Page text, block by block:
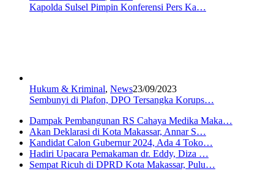
Kapolda Sulsel Pimpin Konferensi Pers Ka…
Hukum & Kriminal, News23/09/2023
Sembunyi di Plafon, DPO Tersangka Korups…
Dampak Pembangunan RS Cahaya Medika Maka…
Akan Deklarasi di Kota Makassar, Annar S…
Kandidat Calon Gubernur 2024, Ada 4 Toko…
Hadiri Upacara Pemakaman dr. Eddy, Diza …
Sempat Ricuh di DPRD Kota Makassar, Pulu…